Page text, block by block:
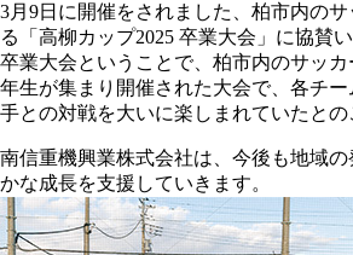
3月9日に開催をされました、柏市内の
る「高柳カップ2025 卒業大会」に協賛
卒業大会ということで、柏市内のサッ
年生が集まり開催された大会で、各チ
手との対戦を大いに楽しまれていたとの
南信重機興業株式会社は、今後も地域
かな成長を支援していきます。